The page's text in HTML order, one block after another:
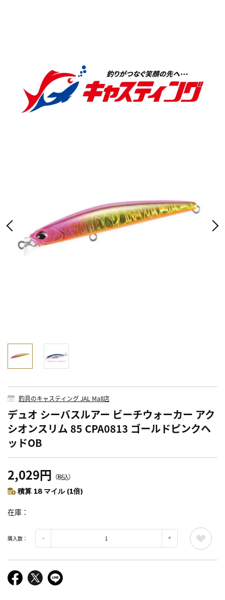
釣具のキャスティング JAL Mall店
デュオ シーバスルアー ビーチウォーカー アク
シオンスリム 85 CPA0813 ゴールドピンクヘ
ッドOB
2,029円 （税込）
積算 18 マイル (1倍)
在庫
購入数：